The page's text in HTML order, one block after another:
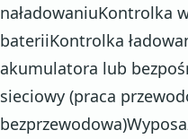
naładowaniuKontrolka
bateriiKontrolka
akumulatora lub
sieciowy (praca